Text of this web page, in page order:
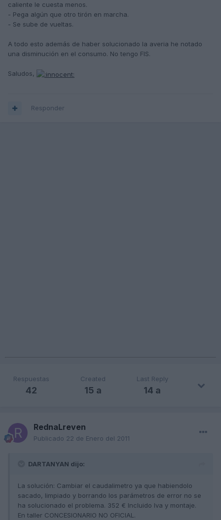
caliente le cuesta menos.
- Pega algún que otro tirón en marcha.
- Se sube de vueltas.
A todo esto además de haber solucionado la averia he notado
una disminución en el consumo. No tengo FIS.
Saludos,
Responder
Respuestas
42
Created
15 a
Last Reply
14 a
RednaLreven
Publicado 22 de Enero del 2011
DARTANYAN dijo:
La solución: Cambiar el caudalimetro ya que habiendolo
sacado, limpiado y borrando los parámetros de error no se
ha solucionado el problema. 352 € Incluido Iva y montaje.
En taller CONCESIONARIO NO OFICIAL.